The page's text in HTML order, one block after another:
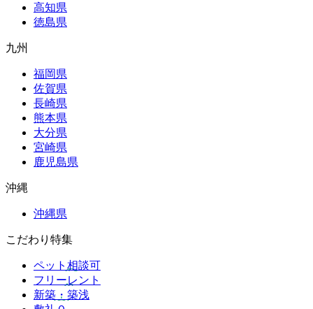
高知県
徳島県
九州
福岡県
佐賀県
長崎県
熊本県
大分県
宮崎県
鹿児島県
沖縄
沖縄県
こだわり特集
ペット相談可
フリーレント
新築・築浅